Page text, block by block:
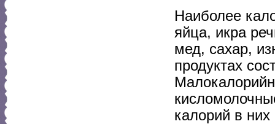
Наиболее
яйца, икра
мед, сахар,
продуктах
калорий в